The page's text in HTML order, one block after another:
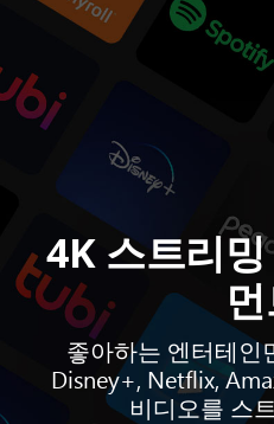
4K 스트리
좋아하는 엔터테인
Disney+, Netflix,
비디오를 스